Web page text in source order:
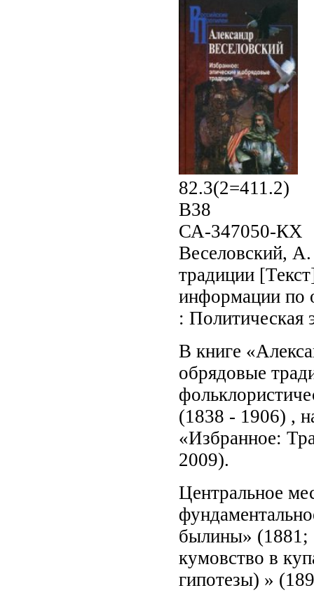
82.3(2=411.2)
В38
СА-347050-КХ
Веселовский,
традиции
информации по
: Политическая
В книге
обрядовые
(1838 - 1906) ,
«Избранное:
2009).
Центральное
былины» (1881;
кумовство в
гипотезы) »